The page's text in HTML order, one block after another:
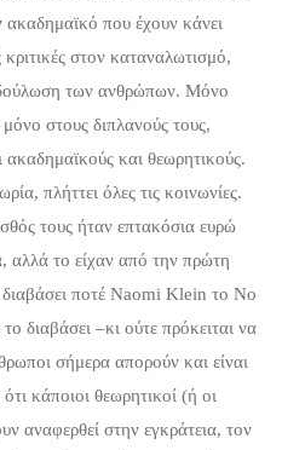
που έχουν κάνει
κριτικές στον καταναλωτισμό,
των ανθρώπων. Μόνο
στους διπλανούς τους,
ακαδημαϊκούς και θεωρητικούς.
πλήττει όλες τις κοινωνίες.
τους ήταν επτακόσια ευρώ
αλλά το είχαν από την πρώτη
ποτέ Naomi Klein το No
διαβάσει –κι ούτε πρόκειται να
σήμερα απορούν και είναι
κάποιοι θεωρητικοί (ή οι
αναφερθεί στην εγκράτεια, τον